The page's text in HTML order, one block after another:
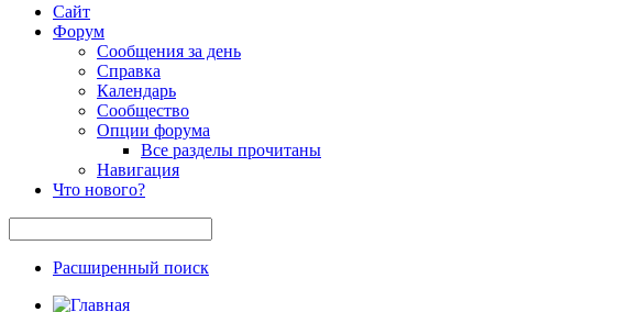
Сайт
Форум
Сообщения за день
Справка
Календарь
Сообщество
Опции форума
Все разделы прочитаны
Навигация
Что нового?
Расширенный поиск